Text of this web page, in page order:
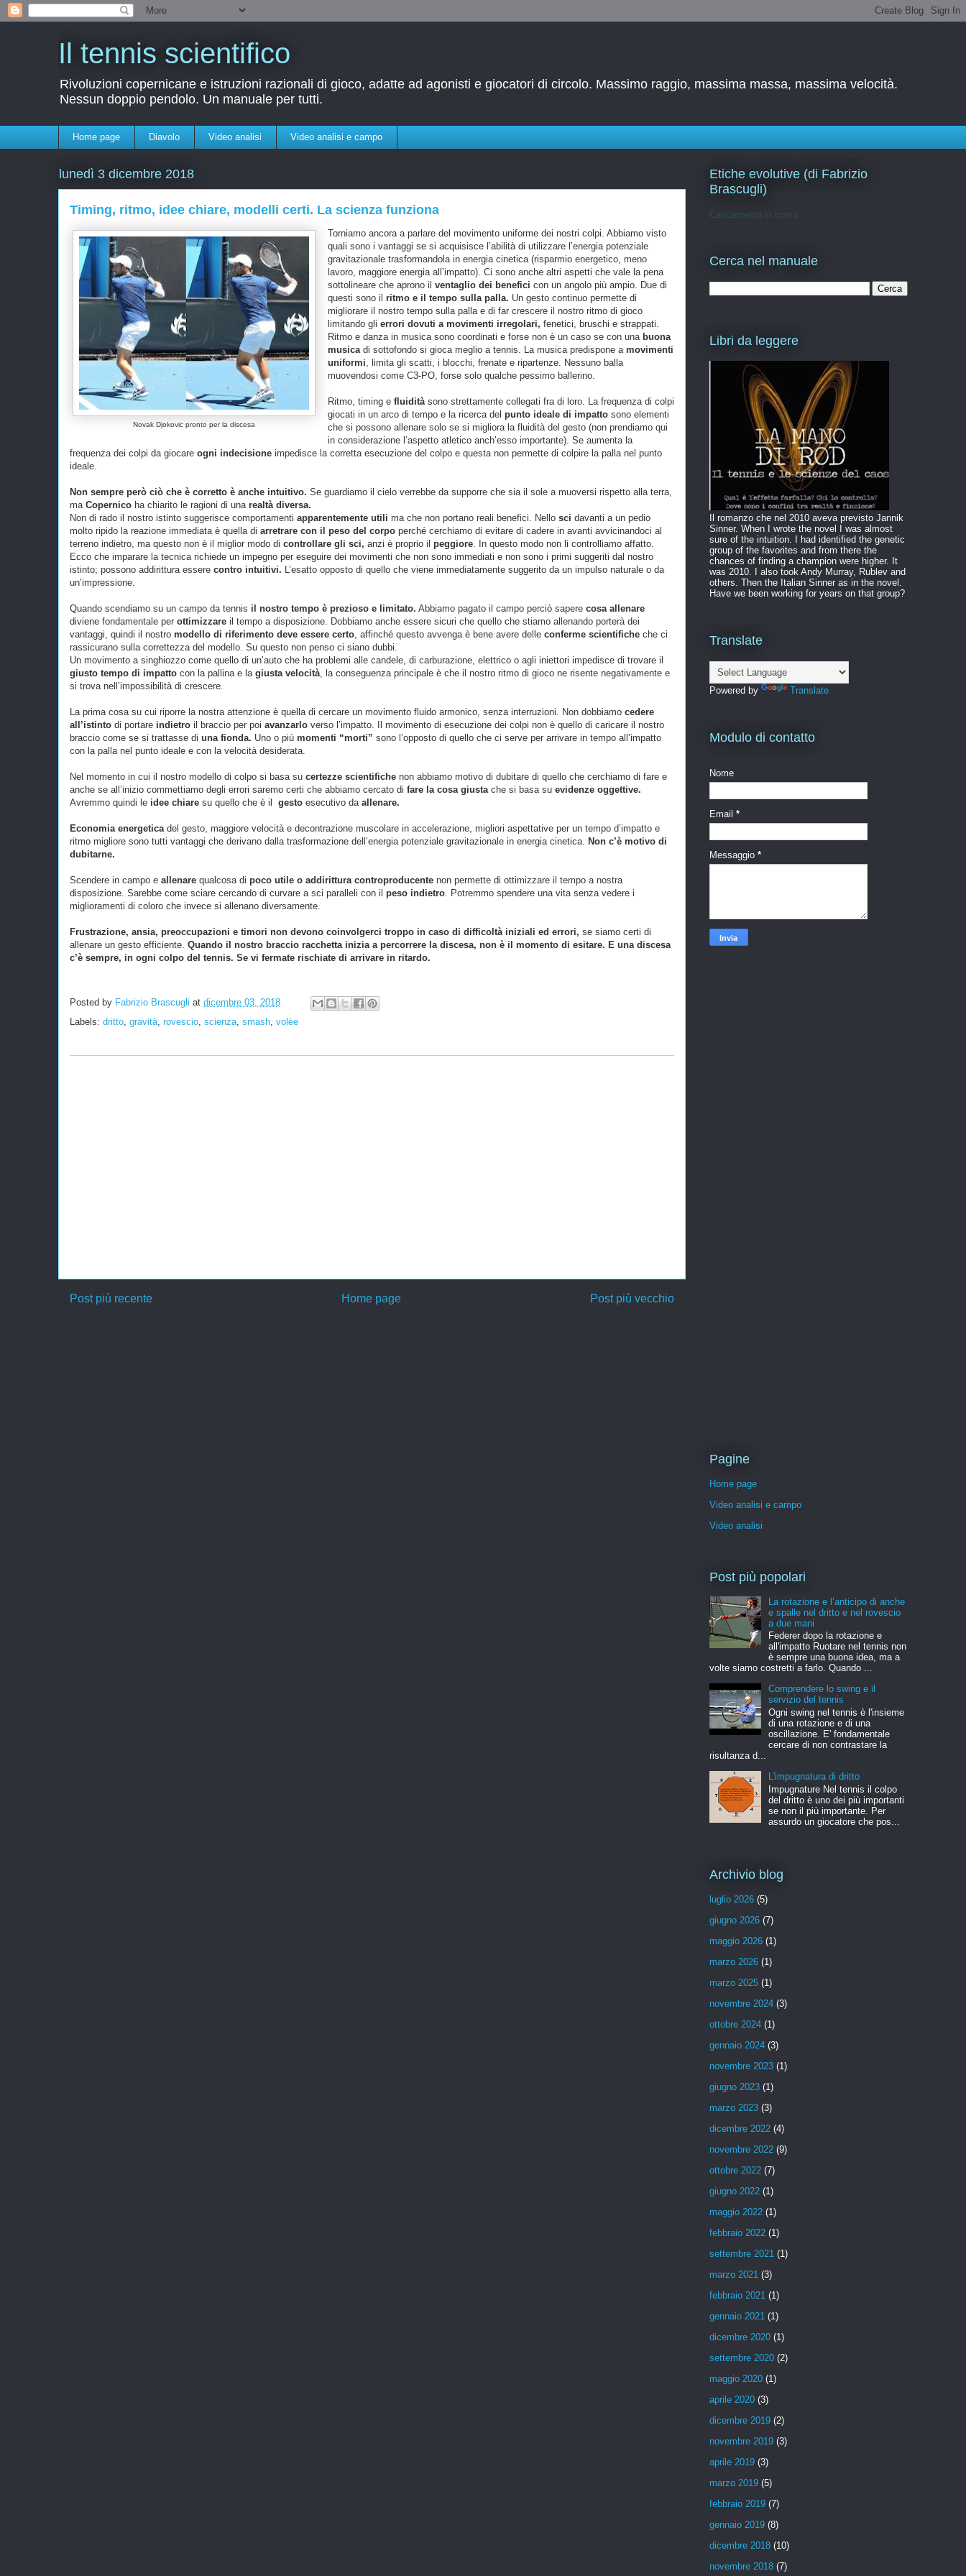
Il tennis scientifico
Rivoluzioni copernicane e istruzioni razionali di gioco, adatte ad agonisti e giocatori di circolo. Massimo raggio, massima massa, massima velocità.
Nessun doppio pendolo. Un manuale per tutti.
Home page Diavolo Video analisi Video analisi e campo
lunedì 3 dicembre 2018
Timing, ritmo, idee chiare, modelli certi. La scienza funziona
Novak Djokovic pronto per la discesa
Torniamo ancora a parlare del movimento uniforme dei nostri colpi. Abbiamo visto
quali sono i vantaggi se si acquisisce l’abilità di utilizzare l’energia potenziale
gravitazionale trasformandola in energia cinetica (risparmio energetico, meno
lavoro, maggiore energia all’impatto). Ci sono anche altri aspetti che vale la pena
sottolineare che aprono il ventaglio dei benefici con un angolo più ampio. Due di
questi sono il ritmo e il tempo sulla palla. Un gesto continuo permette di
migliorare il nostro tempo sulla palla e di far crescere il nostro ritmo di gioco
limitando gli errori dovuti a movimenti irregolari, fenetici, bruschi e strappati.
Ritmo e danza in musica sono coordinati e forse non è un caso se con unabuona
musica di sottofondo si gioca meglio a tennis. La musica predispone amovimenti
uniformi , limita gli scatti, i blocchi, frenate e ripartenze. Nessuno balla
muovendosi come C3-PO, forse solo qualche pessimo ballerino.
Ritmo, timing e fluiditàsono strettamente collegati fra di loro. La frequenza di colpi
giocati in un arco di tempo e la ricerca del punto ideale di impattosono elementi
che si possono allenare solo se si migliora la fluidità del gesto (non prendiamo qui
in considerazione l’aspetto atletico anch’esso importante). Se aumenta la
frequenza dei colpi da giocareogni indecisioneimpedisce la corretta esecuzione del colpo e questa non permette di colpire la palla nel punto
ideale.
Non sempre però ciò che è corretto è anche intuitivo. Se guardiamo il cielo verrebbe da supporre che sia il sole a muoversi rispetto alla terra,
ma Copernicoha chiarito le ragioni di unarealtà diversa.
Non di rado il nostro istinto suggerisce comportamenti apparentemente utili ma che non portano reali benefici. Nello sci davanti a un pedio
molto ripido la reazione immediata è quella di arretrare con il peso del corpo perché cerchiamo di evitare di cadere in avanti avvicinandoci al
terreno indietro, ma questo non è il miglior modo di controllare gli sci, anzi è proprio il peggiore. In questo modo non li controlliamo affatto.
Ecco che imparare la tecnica richiede un impegno per eseguire dei movimenti che non sono immediati e non sono i primi suggeriti dal nostro
istinto; possono addirittura essere contro intuitivi. L’esatto opposto di quello che viene immediatamente suggerito da un impulso naturale o da
un’impressione.
Quando scendiamo su un campo da tennis il nostro tempo è prezioso e limitato. Abbiamo pagato il campo perciò saperecosa allenare
diviene fondamentale per ottimizzare il tempo a disposizione. Dobbiamo anche essere sicuri che quello che stiamo allenando porterà dei
vantaggi, quindi il nostro modello di riferimento deve essere certo, affinché questo avvenga è bene avere delle conferme scientifiche che ci
rassicurano sulla correttezza del modello. Su questo non penso ci siano dubbi.
Un movimento a singhiozzo come quello di un’auto che ha problemi alle candele, di carburazione, elettrico o agli iniettori impedisce di trovare il
giusto tempo di impatto con la pallina e la giusta velocità, la conseguenza principale è che il nostro ritmo di gioco ne risente negativamente e
si trova nell’impossibilità di crescere.
La prima cosa su cui riporre la nostra attenzione è quella di cercare un movimento fluido armonico, senza interruzioni. Non dobbiamo cedere
all’istintodi portareindietroil braccio per poi avanzarloverso l’impatto. Il movimento di esecuzione dei colpi non è quello di caricare il nostro
braccio come se si trattasse di una fionda. Uno o più momenti “morti” sono l’opposto di quello che ci serve per arrivare in tempo all’impatto
con la palla nel punto ideale e con la velocità desiderata.
Nel momento in cui il nostro modello di colpo si basa su certezze scientifichenon abbiamo motivo di dubitare di quello che cerchiamo di fare e
anche se all’inizio commettiamo degli errori saremo certi che abbiamo cercato di fare la cosa giustache si basa su evidenze oggettive.
Avremmo quindi le idee chiaresu quello che è il gestoesecutivo daallenare.
Economia energetica del gesto, maggiore velocità e decontrazione muscolare in accelerazione, migliori aspettative per un tempo d’impatto e
ritmo migliore sono tutti vantaggi che derivano dalla trasformazione dell’energia potenziale gravitazionale in energia cinetica. Non c’è motivo di
dubitarne.
Scendere in campo eallenarequalcosa di poco utile o addirittura controproducente non permette di ottimizzare il tempo a nostra
disposizione. Sarebbe come sciare cercando di curvare a sci paralleli con il peso indietro. Potremmo spendere una vita senza vedere i
miglioramenti di coloro che invece si allenano diversamente.
Frustrazione, ansia, preoccupazioni e timori non devono coinvolgerci troppo in caso di difficoltà iniziali ed errori, se siamo certi di
allenare un gesto efficiente. Quando il nostro braccio racchetta inizia a percorrere la discesa, non è il momento di esitare. E una discesa
c’è sempre, in ogni colpo del tennis. Se vi fermate rischiate di arrivare in ritardo.
Posted by Fabrizio Brascugli at dicembre 03, 2018
Labels: dritto, gravità, rovescio, scienza, smash, volèe
Post più recente Post più vecchio
Home page
Etiche evolutive (di Fabrizio
Brascugli)
Caricamento in corso...
Cerca nel manuale
Libri da leggere
Il romanzo che nel 2010 aveva previsto Jannik
Sinner. When I wrote the novel I was almost
sure of the intuition. I had identified the genetic
group of the favorites and from there the
chances of finding a champion were higher. It
was 2010. I also took Andy Murray, Rublev and
others. Then the Italian Sinner as in the novel.
Have we been working for years on that group?
Translate
Powered by Translate
Modulo di contatto
Nome
Email *
Messaggio *
Pagine
Home page
Video analisi e campo
Video analisi
Post più popolari
La rotazione e l’anticipo di anche
e spalle nel dritto e nel rovescio
a due mani
Federer dopo la rotazione e
all'impatto Ruotare nel tennis non
è sempre una buona idea, ma a
volte siamo costretti a farlo. Quando ...
Comprendere lo swing e il
servizio del tennis
Ogni swing nel tennis è l'insieme
di una rotazione e di una
oscillazione. E' fondamentale
cercare di non contrastare la
risultanza d...
L'impugnatura di dritto
Impugnature Nel tennis il colpo
del dritto è uno dei più importanti
se non il più importante. Per
assurdo un giocatore che pos...
Archivio blog
luglio 2026(5)
giugno 2026(7)
maggio 2026(1)
marzo 2026(1)
marzo 2025(1)
novembre 2024(3)
ottobre 2024(1)
gennaio 2024(3)
novembre 2023(1)
giugno 2023(1)
marzo 2023(3)
dicembre 2022(4)
novembre 2022(9)
ottobre 2022(7)
giugno 2022(1)
maggio 2022(1)
febbraio 2022(1)
settembre 2021 (1)
marzo 2021 (3)
febbraio 2021 (1)
gennaio 2021 (1)
dicembre 2020(1)
settembre 2020(2)
maggio 2020(1)
aprile 2020(3)
dicembre 2019(2)
novembre 2019(3)
aprile 2019(3)
marzo 2019(5)
febbraio 2019(7)
gennaio 2019(8)
dicembre 2018(10)
novembre 2018(7)